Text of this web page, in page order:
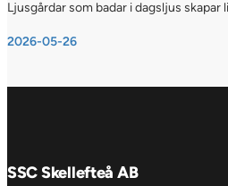
Ljusgårdar som badar i dagsljus
2026-05-26
SSC Skellefteå AB